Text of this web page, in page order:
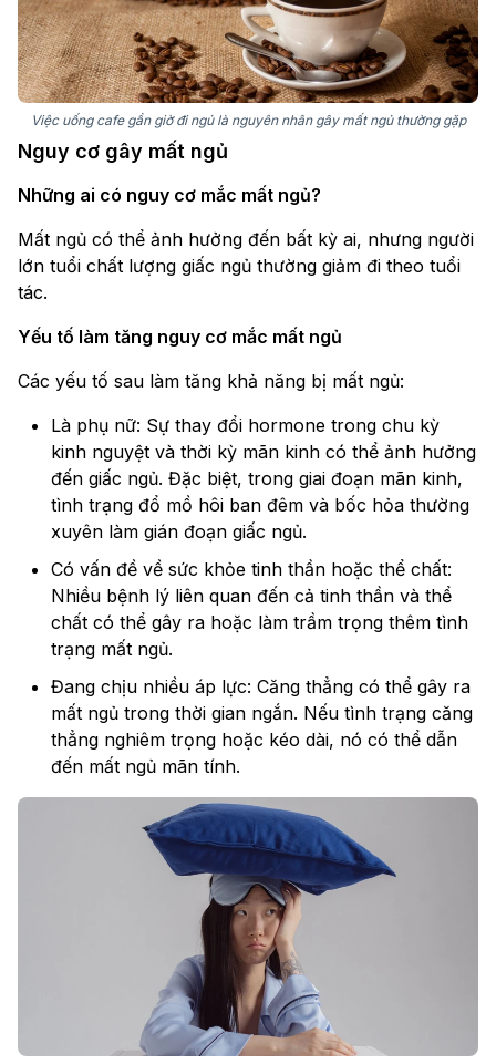
Việc uống cafe gần giờ đi ngủ là nguyên nhân gây mất ngủ thường gặp
Nguy cơ gây mất ngủ
Những ai có nguy cơ mắc mất ngủ?
Mất ngủ có thể ảnh hưởng đến bất kỳ ai, nhưng người
lớn tuổi chất lượng giấc ngủ thường giảm đi theo tuổi
tác.
Yếu tố làm tăng nguy cơ mắc mất ngủ
Các yếu tố sau làm tăng khả năng bị mất ngủ:
Là phụ nữ: Sự thay đổi hormone trong chu kỳ
kinh nguyệt và thời kỳ mãn kinh có thể ảnh hưởng
đến giấc ngủ. Đặc biệt, trong giai đoạn mãn kinh,
tình trạng đổ mồ hôi ban đêm và bốc hỏa thường
xuyên làm gián đoạn giấc ngủ.
Có vấn đề về sức khỏe tinh thần hoặc thể chất:
Nhiều bệnh lý liên quan đến cả tinh thần và thể
chất có thể gây ra hoặc làm trầm trọng thêm tình
trạng mất ngủ.
Đang chịu nhiều áp lực: Căng thẳng có thể gây ra
mất ngủ trong thời gian ngắn. Nếu tình trạng căng
thẳng nghiêm trọng hoặc kéo dài, nó có thể dẫn
đến mất ngủ mãn tính.